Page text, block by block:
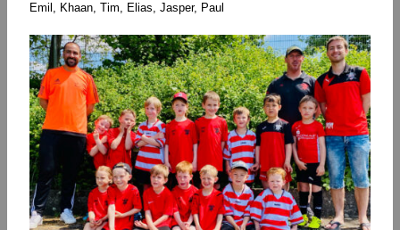
Emil, Khaan, Tim, Elias, Jasper, Paul